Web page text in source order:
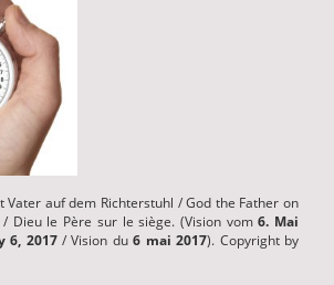
Vater auf dem Richterstuhl / God the Father on
/ Dieu le Père sur le siège. (Vision vom6. Mai
6, 2017/ Vision du6 mai 2017). Copyright by